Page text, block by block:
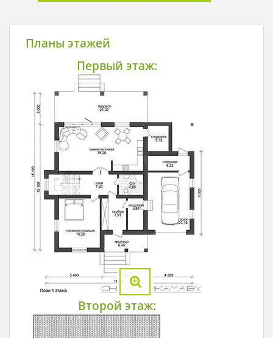
Планы этажей
Первый этаж:
Второй этаж: